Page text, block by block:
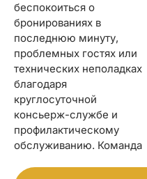
беспокоиться о
бронированиях в
последнюю минуту,
проблемных гостях или
технических неполадках
благодаря
круглосуточной
консьерж-службе и
профилактическому
обслуживанию. Команда
позиционирование.
Результат: больше
свободного времени,
меньше стресса и
максимальный доход от
аренды без каких-либо
операционных
ограничений для